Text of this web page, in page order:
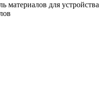
материалов для устройства